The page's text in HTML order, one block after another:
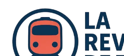
contenido